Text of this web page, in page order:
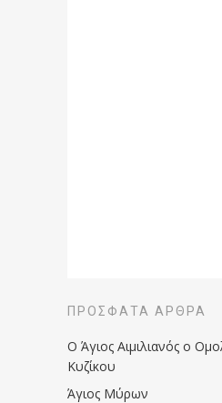
ΠΡΌΣΦΑΤΑ ΆΡΘΡΑ
Ο Άγιος Αιμιλιανός ο
Κυζίκου
Άγιος Μύρων